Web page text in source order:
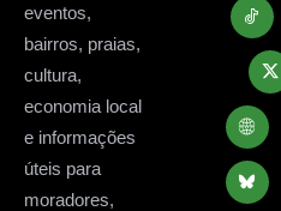
eventos,
bairros, praias,
cultura,
economia local
e informações
úteis para
moradores,